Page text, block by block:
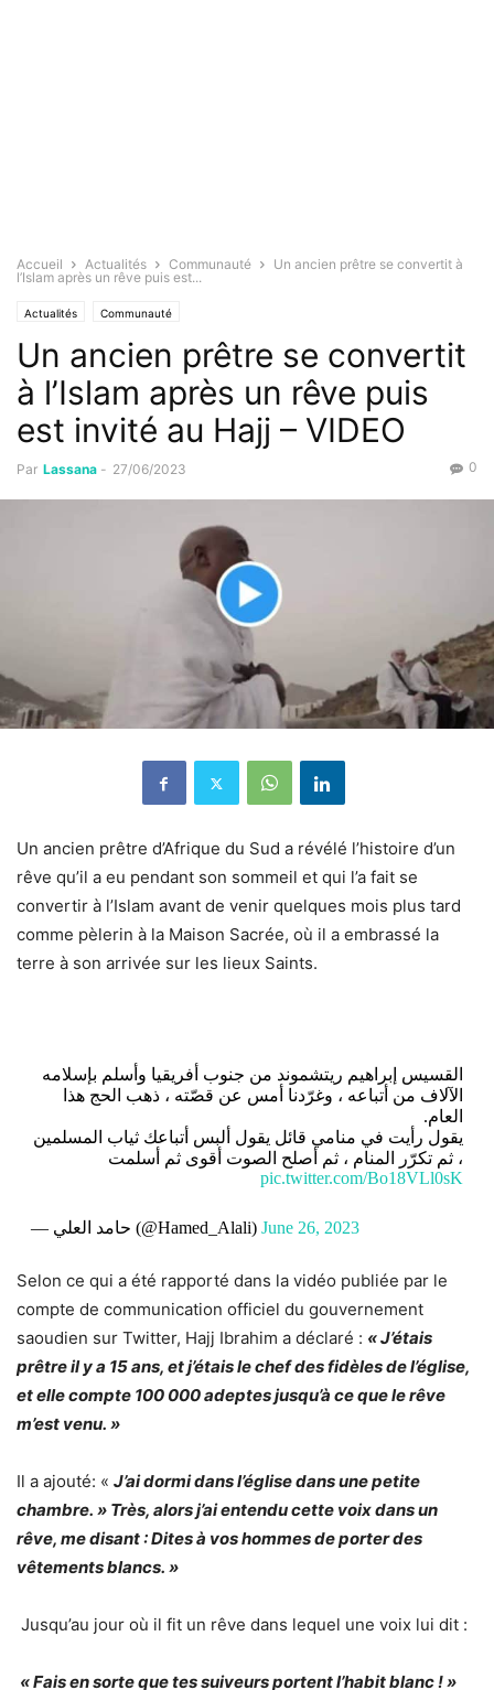
Accueil Actualités Communauté
Un ancien prêtre se convertit à
l’Islam après un rêve puis est...
Actualités Communauté
Un ancien prêtre se convertit
à l’Islam après un rêve puis
est invité au Hajj – VIDEO
Par Lassana - 27/06/2023 0
Un ancien prêtre d’Afrique du Sud a révélé l’histoire d’un
rêve qu’il a eu pendant son sommeil et qui l’a fait se
convertir à l’Islam avant de venir quelques mois plus tard
comme pèlerin à la Maison Sacrée, où il a embrassé la
terre à son arrivée sur les lieux Saints.
القسيس إبراهيم ريتشموند من جنوب أفريقيا وأسلم بإسلامه
الآلاف من أتباعه ، وغرّدنا أمس عن قصّته ، ذهب الحج هذا
العام.
يقول رأيت في منامي قائل يقول ألبس أتباعك ثياب المسلمين
، ثم تكرّر المنام ، ثم أصلح الصوت أقوى ثم أسلمت
pic.twitter.com/Bo18VLl0sK
— حامد العلي (@Hamed_Alali) June 26, 2023
Selon ce qui a été rapporté dans la vidéo publiée par le
compte de communication officiel du gouvernement
saoudien sur Twitter, Hajj Ibrahim a déclaré : « J’étais
prêtre il y a 15 ans, et j’étais le chef des fidèles de l’église,
et elle compte 100 000 adeptes jusqu’à ce que le rêve
m’est venu. »
Il a ajouté: « J’ai dormi dans l’église dans une petite
chambre. » Très, alors j’ai entendu cette voix dans un
rêve, me disant : Dites à vos hommes de porter des
vêtements blancs. »
Jusqu’au jour où il fit un rêve dans lequel une voix lui dit :
« Fais en sorte que tes suiveurs portent l’habit blanc ! »